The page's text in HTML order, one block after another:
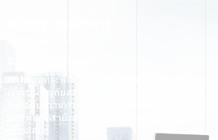
สาสน์จากผู้บริหาร
ธวัชชัย สีหบุตร
เราพร้อมที่จะพัฒนาความแปลกใหม่ในทุกงาน แม้ว่า
เราจะเผชิญกับสถานการณ์ที่ท้าทาย แต่เราก็พร้อม
รับมือกับความท้าทายเหล่านั้นอย่างมั่นใจ ทั้งนี้
บริษัทของเรายังคงรักษาระดับการปฏิบัติงานที่ยอด
เยี่ยมเสมอ